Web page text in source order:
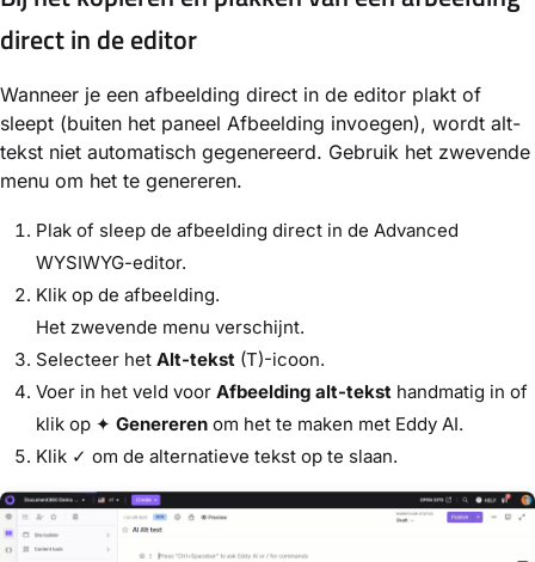
direct in de editor
Wanneer je een afbeelding direct in de editor plakt of
sleept (buiten het paneel Afbeelding invoegen), wordt alt-
tekst niet automatisch gegenereerd. Gebruik het zwevende
menu om het te genereren.
Plak of sleep de afbeelding direct in de Advanced
WYSIWYG-editor.
Klik op de afbeelding.
Het zwevende menu verschijnt.
Selecteer het Alt-tekst (T)-icoon.
Voer in het veld voor Afbeelding alt-tekst handmatig in of
klik op ✦ Genereren om het te maken met Eddy AI.
Klik ✓ om de alternatieve tekst op te slaan.